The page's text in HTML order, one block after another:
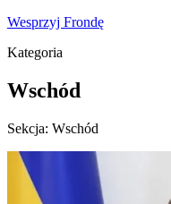
Wesprzyj Frondę
Kategoria
Wschód
Sekcja: Wschód